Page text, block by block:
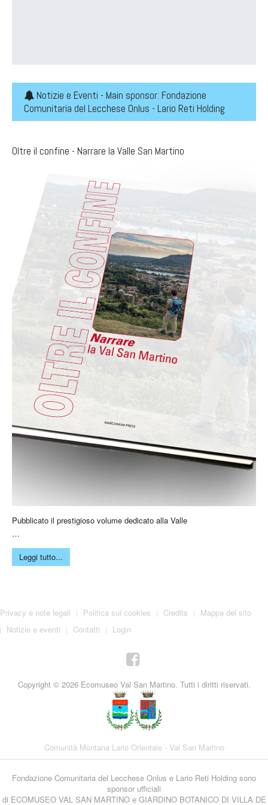
Notizie e Eventi - Main sponsor: Fondazione
Comunitaria del Lecchese Onlus - Lario Reti Holding
Oltre il confine - Narrare la Valle San Martino
Pubblicato il prestigioso volume dedicato alla Valle
…
Leggi tutto...
Privacy e note legali Politica sui cookies Credits
Mappa del sito
Notizie e eventi
Contatti Login
Copyright © 2026 Ecomuseo Val San Martino. Tutti i diritti riservati.
Comunità Montana Lario Orientale - Val San Martino
Fondazione Comunitaria del Lecchese Onlus e Lario Reti Holding sono
sponsor ufficiali
di ECOMUSEO VAL SAN MARTINO e GIARDINO BOTANICO DI VILLA DE